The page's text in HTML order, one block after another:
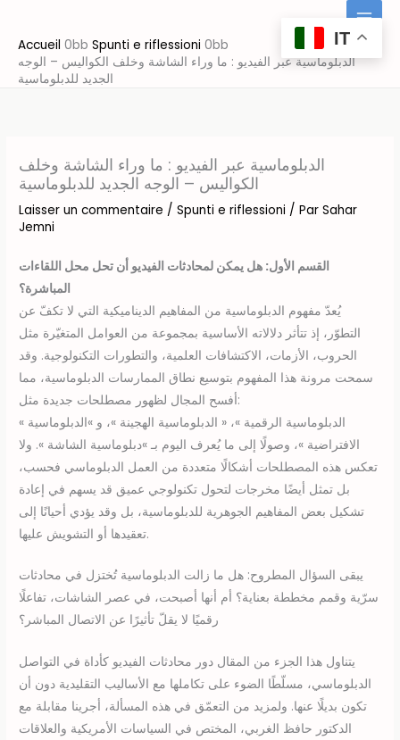
contenu
Accueil
Spunti e riflessioni
الدبلوماسية عبر الفيديو : ما وراء الشاشة وخلف الكواليس – الوجه
الجديد للدبلوماسية
الدبلوماسية عبر الفيديو : ما وراء الشاشة وخلف
الكواليس – الوجه الجديد للدبلوماسية
Laisser un commentaire /Spunti e riflessioni / ParSahar
Jemni
القسم الأول: هل يمكن لمحادثات الفيديو أن تحل محل اللقاءات
المباشرة؟
يُعدّ مفهوم الدبلوماسية من المفاهيم الديناميكية التي لا تكفّ عن
التطوّر، إذ تتأثر دلالاته الأساسية بمجموعة من العوامل المتغيّرة مثل
الحروب، الأزمات، الاكتشافات العلمية، والتطورات التكنولوجية. وقد
سمحت مرونة هذا المفهوم بتوسيع نطاق الممارسات الدبلوماسية، مما
أفسح المجال لظهور مصطلحات جديدة مثل:
« الدبلوماسية الرقمية »، « الدبلوماسية الهجينة »، و »الدبلوماسية
الافتراضية »، وصولًا إلى ما يُعرف اليوم بـ »دبلوماسية الشاشة ». ولا
تعكس هذه المصطلحات أشكالًا متعددة من العمل الدبلوماسي فحسب،
بل تمثل أيضًا مخرجات لتحول تكنولوجي عميق قد يسهم في إعادة
تشكيل بعض المفاهيم الجوهرية للدبلوماسية، بل وقد يؤدي أحيانًا إلى
تعقيدها أو التشويش عليها.
يبقى السؤال المطروح: هل ما زالت الدبلوماسية تُختزل في محادثات
سرّية وقمم مخططة بعناية؟ أم أنها أصبحت، في عصر الشاشات، تفاعلًا
رقميًا لا يقلّ تأثيرًا عن الاتصال المباشر؟
يتناول هذا الجزء من المقال دور محادثات الفيديو كأداة في التواصل
الدبلوماسي، مسلّطًا الضوء على تكاملها مع الأساليب التقليدية دون أن
تكون بديلًا عنها. ولمزيد من التعمّق في هذه المسألة، أجرينا مقابلة مع
الدكتور حافظ الغربي، المختص في السياسات الأمريكية والعلاقات
IT